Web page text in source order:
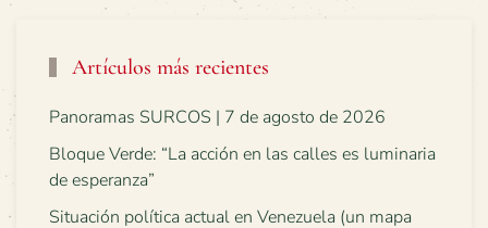
Artículos más recientes
Panoramas SURCOS | 7 de agosto de 2026
Bloque Verde: “La acción en las calles es luminaria
de esperanza”
Situación política actual en Venezuela (un mapa